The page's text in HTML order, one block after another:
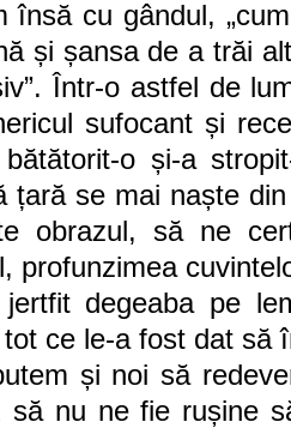
însă cu gândul,
și șansa de a trăi
Într-o astfel de
sufocant și
o și-a
țară se mai naște
obrazul, să ne
profunzimea
degeaba pe
ce le-a fost dat să
și noi să
să nu ne fie rușine